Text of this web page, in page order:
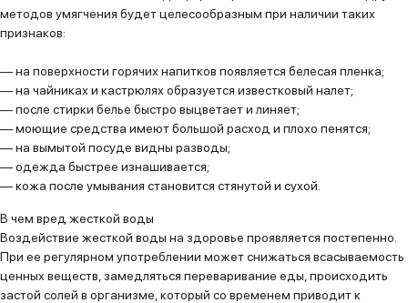
методов умягчения будет целесообразным при наличии таких
признаков:
— на поверхности горячих напитков появляется белесая пленка;
— на чайниках и кастрюлях образуется известковый налет;
— после стирки белье быстро выцветает и линяет;
— моющие средства имеют большой расход и плохо пенятся;
— на вымытой посуде видны разводы;
— одежда быстрее изнашивается;
— кожа после умывания становится стянутой и сухой.
В чем вред жесткой воды
Воздействие жесткой воды на здоровье проявляется постепенно.
При ее регулярном употреблении может снижаться всасываемость
ценных веществ, замедляться переваривание еды, происходить
застой солей в организме, который со временем приводит к